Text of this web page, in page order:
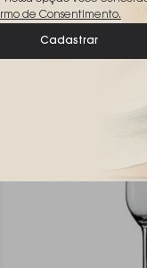
de Consentimento.
Cadastrar